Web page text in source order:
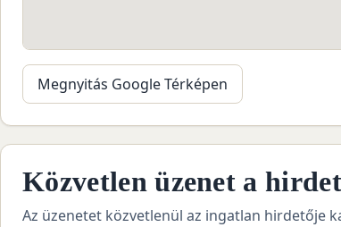
Megnyitás Google Térképen
Közvetlen üzenet a
Az üzenetet közvetlenül az ingatlan hirdetője